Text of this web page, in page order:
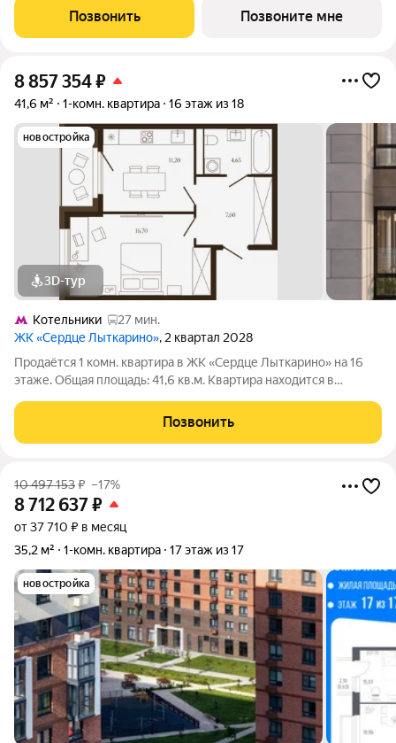
этаже, в жилом комплексе "Томилино Парк".Квартира
комплекса на выбор: может быть как с
Позвонить Позвоните мне
8 857 354₽
41,6 м² 1-комн. квартира 16 этаж из 18
новостройка
3D-тур
Котельники
27 мин.
ЖК «Сердце Лыткарино», 2 квартал 2028
Продаётся 1 комн. квартира в ЖК «Сердце Лыткарино» на 16
этаже. Общая площадь: 41,6 кв.м. Квартира находится в
камерного формата. На первых этажах предусмотрены
коммерческие помещения: магазины,
Позвонить
10 497 153₽ –17%
8 712 637₽
от 37 710 ₽ в месяц
35,2 м²
1-комн. квартира 17 этаж из 17
новостройка